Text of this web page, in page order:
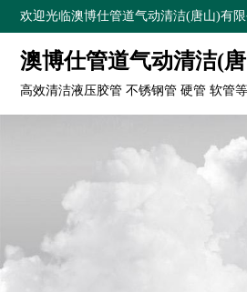
欢迎光临澳博仕管道气动清洁(唐山)有限
澳博仕管道气动清洁(
高效清洁液压胶管 不锈钢管 硬管 软管